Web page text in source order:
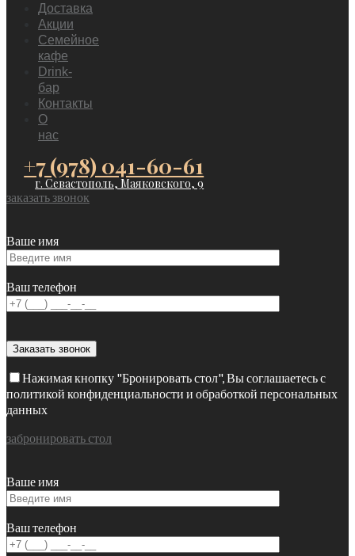
Доставка
Акции
Семейное
кафе
Drink-
бар
Контакты
О
нас
+7 (978) 041-60-61
г. Севастополь, Маяковского, 9
заказать звонок
Ваше имя
Ваш телефон
Нажимая кнопку "Бронировать стол", Вы соглашаетесь с
политикой конфиденциальности и обработкой персональных
данных
забронировать стол
Ваше имя
Ваш телефон